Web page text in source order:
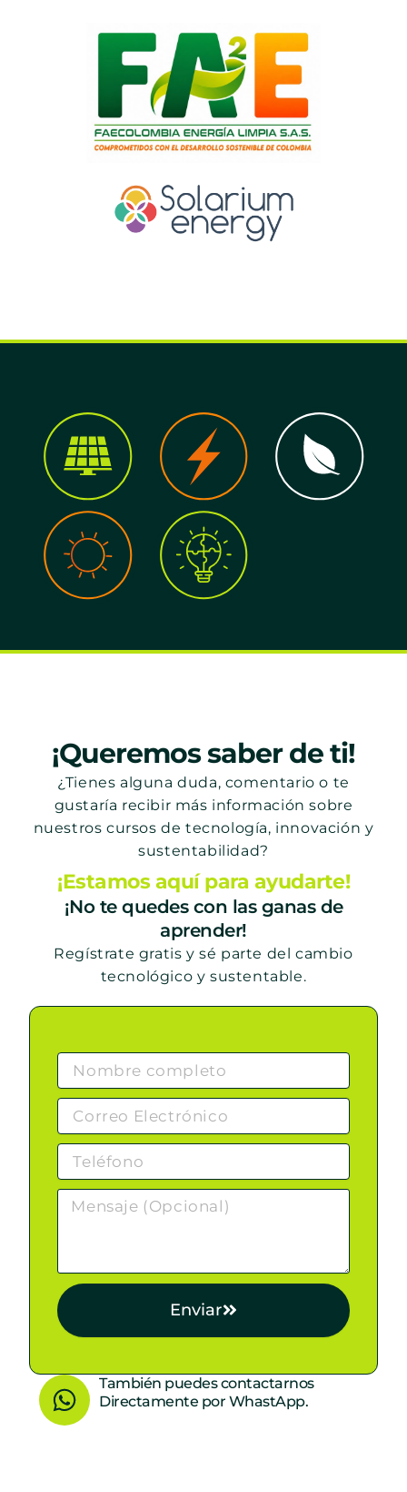
¡Queremos saber de ti!
¿Tienes alguna duda, comentario o te
gustaría recibir más información sobre
nuestros cursos de tecnología, innovación y
sustentabilidad?
¡Estamos aquí para ayudarte!
¡No te quedes con las ganas de
aprender!
Regístrate gratis y sé parte del cambio
tecnológico y sustentable.
Enviar
W
h
También puedes contactarnos
Directamente por WhastApp.